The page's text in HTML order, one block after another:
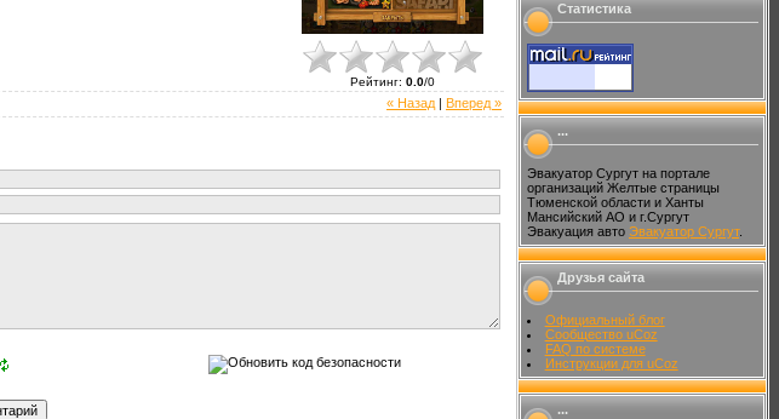
Рейтинг: 0.0/0
« Назад Вперед »
Статистика
...
Эвакуатор Сургут на портале
организаций Желтые страницы
Тюменской области и Ханты
Мансийский АО и г.Сургут
Эвакуация авто Эвакуатор Сургут.
Друзья сайта
Официальный блог
Сообщество uCoz
FAQ по системе
Инструкции для uCoz
...